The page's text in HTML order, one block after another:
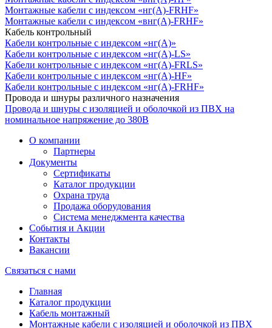
Монтажные кабели с индексом «нг(А)-FRHF»
Монтажные кабели с индексом «внг(А)-FRHF»
Кабель контрольный
Кабели контрольные с индексом «нг(А)»
Кабели контрольные с индексом «нг(А)-LS»
Кабели контрольные с индексом «нг(А)-FRLS»
Кабели контрольные с индексом «нг(А)-HF»
Кабели контрольные с индексом «нг(А)-FRHF»
Провода и шнуры различного назначения
Провода и шнуры с изоляцией и оболочкой из ПВХ на
номинальное напряжение до 380В
О компании
Партнеры
Документы
Сертификаты
Каталог продукции
Охрана труда
Продажа оборудования
Система менеджмента качества
События и Акции
Контакты
Вакансии
Связаться с нами
Главная
Каталог продукции
Кабель монтажный
Монтажные кабели с изоляцией и оболочкой из ПВХ